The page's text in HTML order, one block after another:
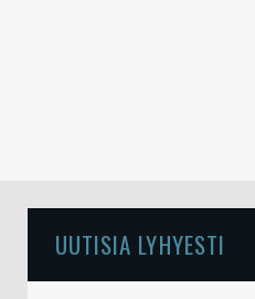
UUTISIA LYHYESTI